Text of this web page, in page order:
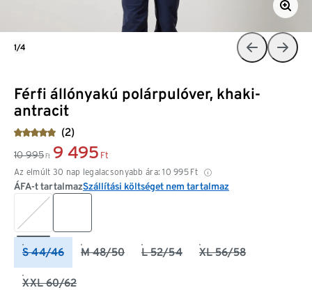
Férfi állónyakú polárpulóver, khaki-
antracit
(2)
10 995 Ft 9 495 Ft
Az elmúlt 30 nap legalacsonyabb ára: 10 995 Ft
ÁFA-t tartalmazSzállítási költséget nem tartalmaz
S 44/46 M 48/50 L 52/54 XL 56/58
XXL 60/62
1/4